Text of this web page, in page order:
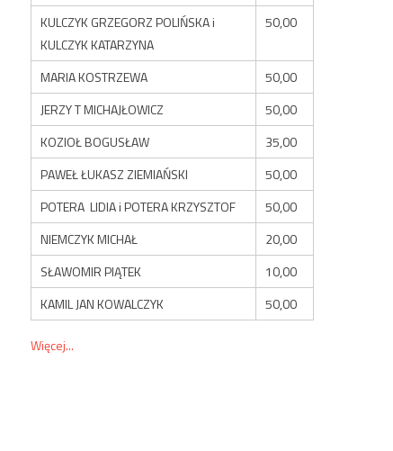
KULCZYK GRZEGORZ POLIŃSKA i
KULCZYK KATARZYNA
50,00
MARIA KOSTRZEWA
50,00
JERZY T MICHAJŁOWICZ
50,00
KOZIOŁ BOGUSŁAW
35,00
PAWEŁ ŁUKASZ ZIEMIAŃSKI
50,00
POTERA LIDIA i POTERA KRZYSZTOF
50,00
NIEMCZYK MICHAŁ
20,00
SŁAWOMIR PIĄTEK
10,00
KAMIL JAN KOWALCZYK
50,00
Więcej...